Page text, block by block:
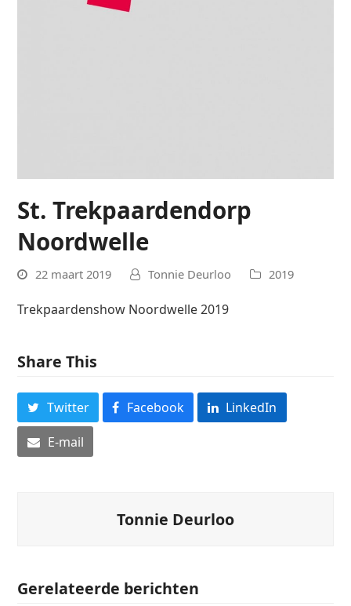
St. Trekpaardendorp
Noordwelle
22 maart 2019 Tonnie Deurloo 2019
Trekpaardenshow Noordwelle 2019
Share This
Twitter Facebook
LinkedIn
E-mail
Tonnie Deurloo
Gerelateerde berichten